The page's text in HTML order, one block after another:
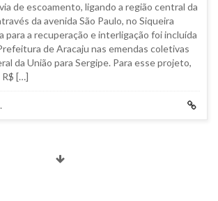
de escoamento, ligando a região central da
da avenida São Paulo, no Siqueira
para a recuperação e interligação foi incluída
de Aracaju nas emendas coletivas
da União para Sergipe. Para esse projeto,
[…]
.